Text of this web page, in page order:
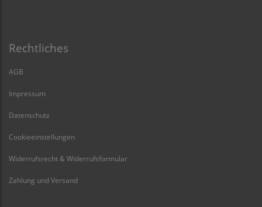
Rechtliches
AGB
Impressum
Datenschutz
Cookieeinstellungen
Widerrufsrecht & Widerrufsformular
Zahlung und Versand